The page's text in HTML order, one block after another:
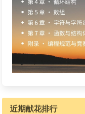
近期献花排行